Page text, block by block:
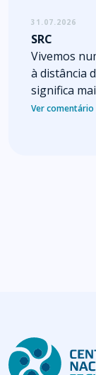
31.07.2026
SRC
Vivemos
à distância
significa
Ver comentário